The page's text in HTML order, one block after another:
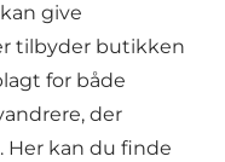
give
tilbyder butikken
for både
der
kan du finde